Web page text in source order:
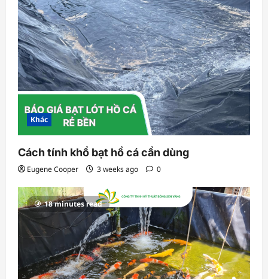
Khác
Cách tính khổ bạt hồ cá cần dùng
Eugene Cooper 3 weeks ago 0
18 minutes read